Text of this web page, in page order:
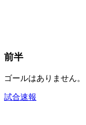
前半
ゴールはありません。
試合速報